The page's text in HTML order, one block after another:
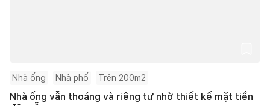
Nhà ống Nhà phố Trên 200m2
Nhà ống vẫn thoáng và riêng tư nhờ thiết kế mặt tiền